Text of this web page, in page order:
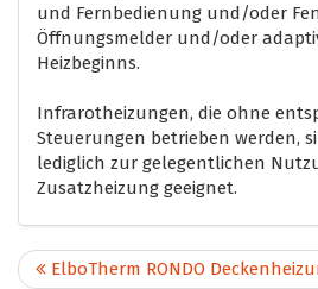
und Fernbedienung und/oder
Öffnungsmelder und/oder
Heizbeginns.
Infrarotheizungen, die ohne
Steuerungen betrieben werden,
lediglich zur gelegentlichen
Zusatzheizung geeignet.
ElboTherm RONDO